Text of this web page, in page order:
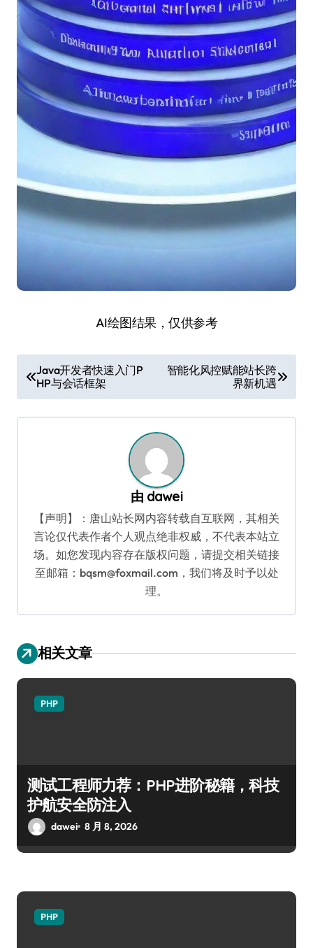
AI绘图结果，仅供参考
章
导
Java开发者快速入门P
HP与会话框架
智能化风控赋能站长跨
界新机遇
由 dawei
【声明】：唐山站长网内容转载自互联网，其相关
言论仅代表作者个人观点绝非权威，不代表本站立
场。如您发现内容存在版权问题，请提交相关链接
至邮箱：bqsm@foxmail.com，我们将及时予以处
理。
相关文章
PHP
测试工程师力荐：PHP进阶秘籍，科技
护航安全防注入
dawei 8 月 8, 2026
PHP